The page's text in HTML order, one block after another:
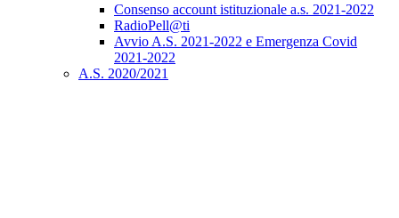
Consenso account istituzionale a.s. 2021-2022
RadioPell@ti
Avvio A.S. 2021-2022 e Emergenza Covid
2021-2022
A.S. 2020/2021